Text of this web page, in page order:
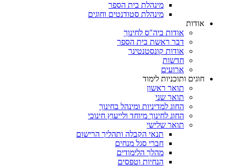
מינהלת בית הספר
מינהלת סטודנטים וחוגים
אודות
אודות ביה"ס לחינוך
דבר ראשת בית הספר
אודות קונסטנטינר
חדשות
ארועים
חוגים ותוכניות לימוד
תואר ראשון
תואר שני
החוג למדיניות ומינהל בחינוך
החוג לחינוך מיוחד ולייעוץ חינוכי
תואר שלישי
תנאי הקבלה ותהליך הרישום
חברי סגל מנחים
מהלך הלימודים
הנחיות וטפסים